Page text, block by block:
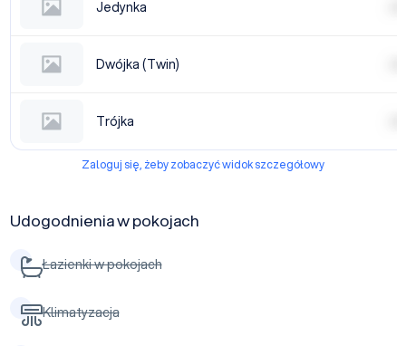
Jedynka
Dwójka (Twin)
Trójka
Zaloguj się, żeby zobaczyć widok szczegółowy
Udogodnienia w pokojach
Łazienki w pokojach
Klimatyzacja